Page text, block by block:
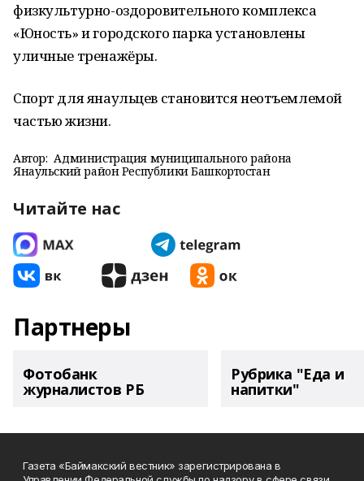
физкультурно-оздоровительного комплекса
«Юность» и городского парка установлены
уличные тренажёры.
Спорт для янаульцев становится неотъемлемой
частью жизни.
Автор: Администрация муниципального района
Янаульский район Республики Башкортостан
Читайте нас
Партнеры
Фотобанк
журналистов РБ
Рубрика "Еда и
напитки"
Газета «Баймакский вестник» зарегистрирована в